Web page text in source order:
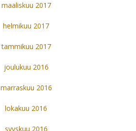
maaliskuu 2017
helmikuu 2017
tammikuu 2017
joulukuu 2016
marraskuu 2016
lokakuu 2016
syyskuu 2016